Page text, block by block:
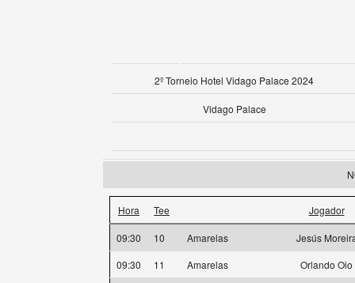
2º Torneio Hotel Vidago Palace 2024
Vidago Palace
Hora Tee Jogador
09:30 10 Amarelas
Jesús
09:30
11 Amarelas
Orlando Oio